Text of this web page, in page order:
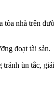
nhà trên
đoạt tài sản.
ùn tắc,